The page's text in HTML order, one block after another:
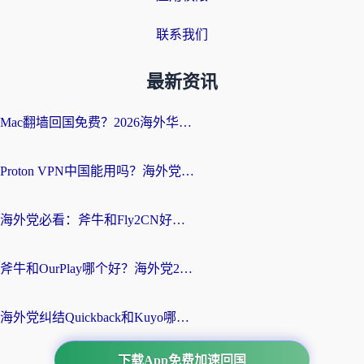
联系我们
最新资讯
Mac翻墙回国免费？2026海外华人亲测：从CCTV5直播到国内APP，这样选加速器才靠谱
Proton VPN中国能用吗？海外党选回国加速器的避坑指南（附番茄加速器实测）
海外党必看：斧牛和Fly2CN好用吗？3招教你选对回国加速器（附免费试用攻略）
斧牛和OurPlay哪个好？海外党2026亲测：选对加速器，国内资源秒加载
海外党纠结Quickback和Kuyo哪个好？选对回国加速器才能无缝刷国内资源
下载App免费加速回国